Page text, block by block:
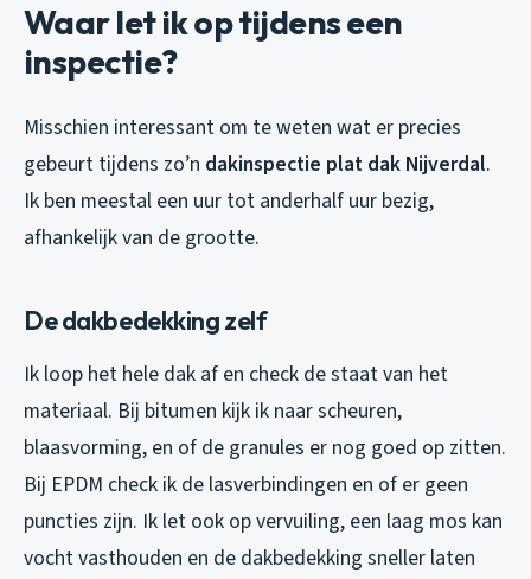
Waar let ik op tijdens een
inspectie?
Misschien interessant om te weten wat er precies
gebeurt tijdens zo’n dakinspectie plat dak Nijverdal.
Ik ben meestal een uur tot anderhalf uur bezig,
afhankelijk van de grootte.
De dakbedekking zelf
Ik loop het hele dak af en check de staat van het
materiaal. Bij bitumen kijk ik naar scheuren,
blaasvorming, en of de granules er nog goed op zitten.
Bij EPDM check ik de lasverbindingen en of er geen
puncties zijn. Ik let ook op vervuiling, een laag mos kan
vocht vasthouden en de dakbedekking sneller laten